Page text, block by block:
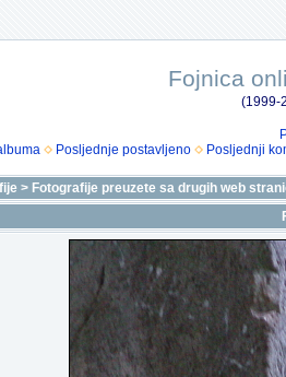
Fojnica
(1999-
Posljednje postavljeno Posljednji
> Fotografije preuzete sa drugih web